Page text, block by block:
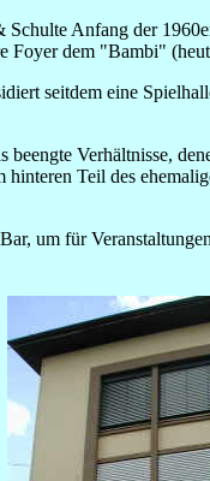
Anfang der
Foyer dem "Bambi"
seitdem eine
Verhältnisse,
Teil des
um für